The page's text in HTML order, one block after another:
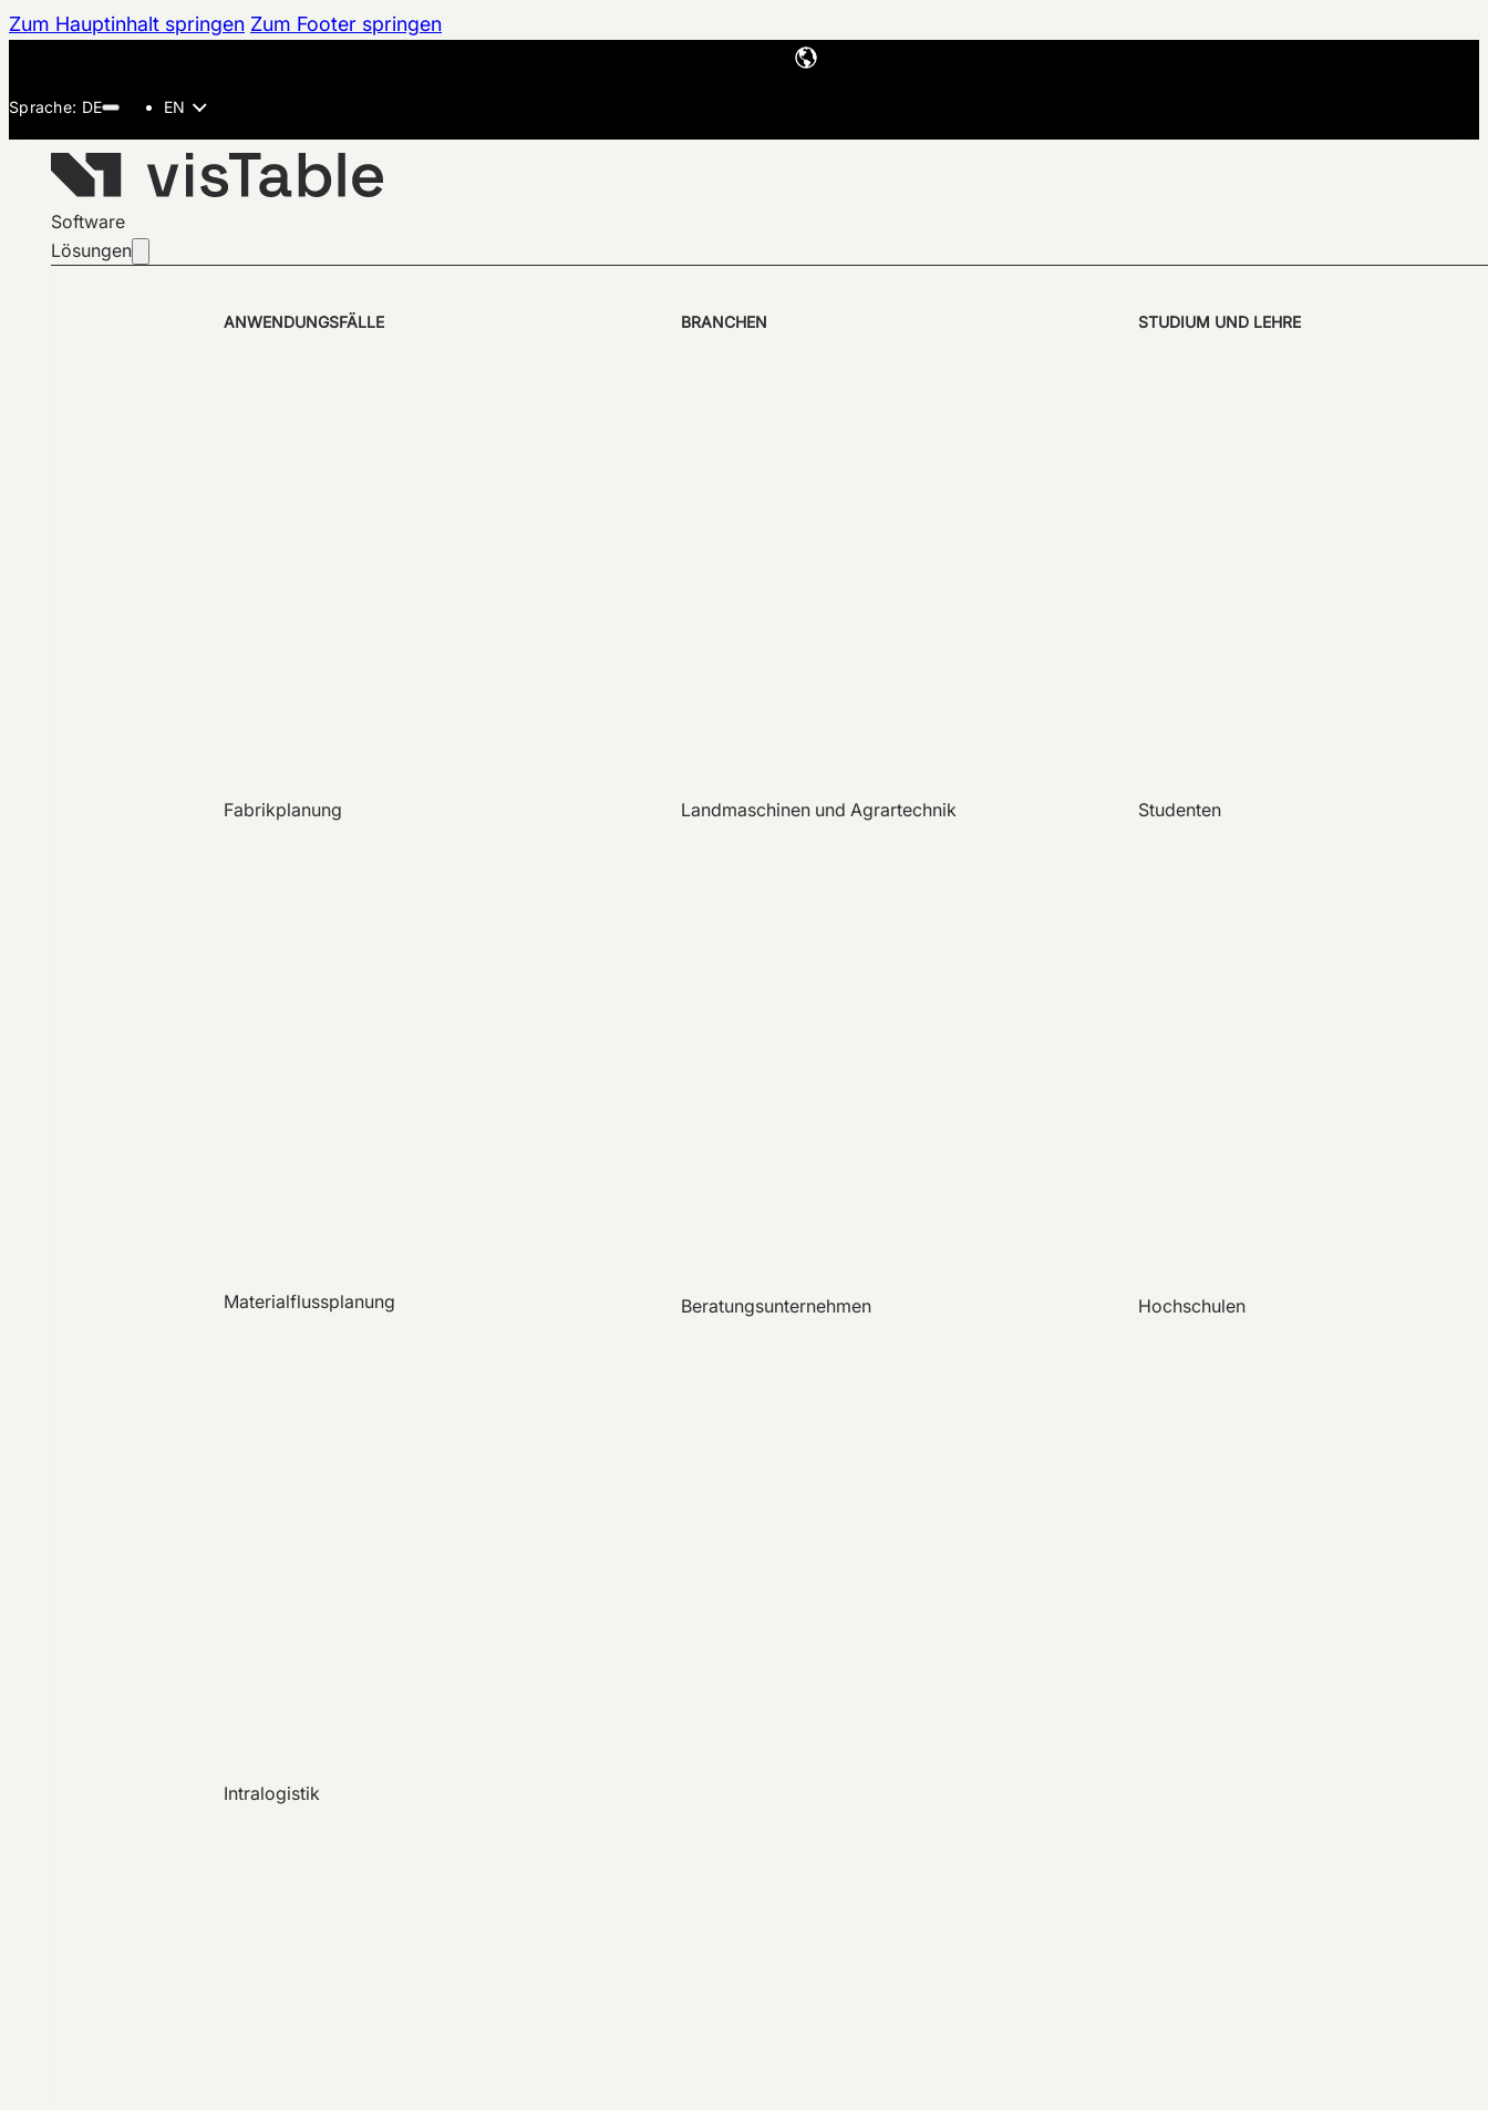
Zum Hauptinhalt springen Zum Footer springen
EN
Software
Lösungen
ANWENDUNGSFÄLLE
Fabrikplanung
Materialflussplanung
Intralogistik
BRANCHEN
Landmaschinen und Agrartechnik
Beratungsunternehmen
STUDIUM UND LEHRE
Studenten
Hochschulen